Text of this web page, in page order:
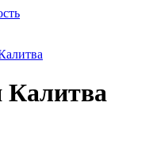
Калитва